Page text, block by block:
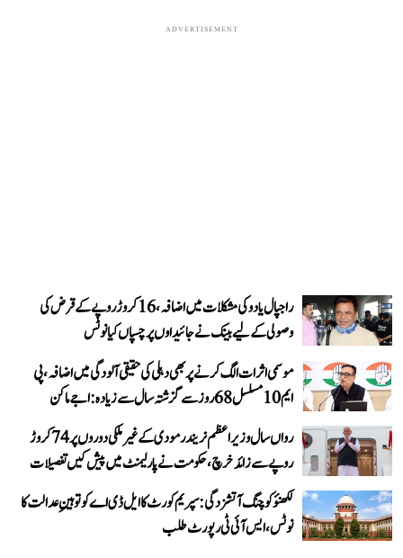
ADVERTISEMENT
راجپال یادو کی مشکلات میں اضافہ، 16 کروڑ روپے کے قرض کی
وصولی کے لیے بینک نے جائیداوں پر چسپاں کیا نوٹس
موسمی اثرات الگ کرنے پر بھی دہلی کی حقیقی آلودگی میں اضافہ، پی
ایم 10 مسلسل 68 روز سے گزشتہ سال سے زیادہ: اجے ماکن
رواں سال وزیر اعظم نریندر مودی کے غیر ملکی دوروں پر 74 کروڑ
روپے سے زائد خرچ، حکومت نے پارلیمنٹ میں پیش کیں تفصیلات
لکھنؤ کوچنگ آتشزدگی: سپریم کورٹ کا ایل ڈی اے کو توہینِ عدالت کا
نوٹس، ایس آئی ٹی رپورٹ طلب